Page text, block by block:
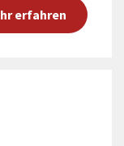
erfahren